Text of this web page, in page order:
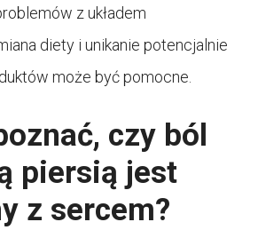
z układem
diety i unikanie potencjalnie
może być pomocne.
czy ból
piersią jest
z sercem?